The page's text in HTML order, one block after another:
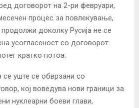
договорот на 2-ри февруари,
процес за повлекување,
доколку Русија не се
усогласеност со договорот.
кратко потоа.
уште се обврзани со
кој воведува нови граници за
нуклеарни боеви глави,